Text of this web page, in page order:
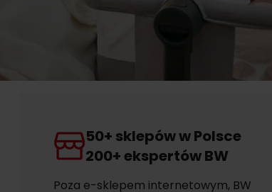
50+ sklepów w Polsce
200+ ekspertów BW
Poza e-sklepem internetowym, BW